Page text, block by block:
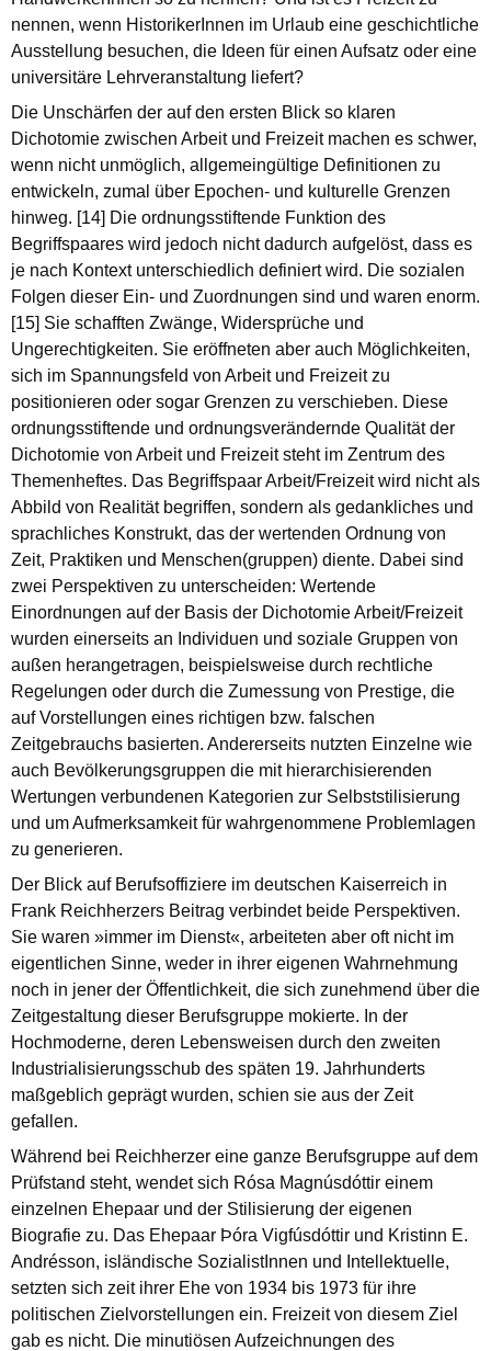
nennen, wenn HistorikerInnen im Urlaub eine geschichtliche
Ausstellung besuchen, die Ideen für einen Aufsatz oder eine
universitäre Lehrveranstaltung liefert?
Die Unschärfen der auf den ersten Blick so klaren
Dichotomie zwischen Arbeit und Freizeit machen es schwer,
wenn nicht unmöglich, allgemeingültige Definitionen zu
entwickeln, zumal über Epochen- und kulturelle Grenzen
hinweg. [14] Die ordnungsstiftende Funktion des
Begriffspaares wird jedoch nicht dadurch aufgelöst, dass es
je nach Kontext unterschiedlich definiert wird. Die sozialen
Folgen dieser Ein- und Zuordnungen sind und waren enorm.
[15] Sie schafften Zwänge, Widersprüche und
Ungerechtigkeiten. Sie eröffneten aber auch Möglichkeiten,
sich im Spannungsfeld von Arbeit und Freizeit zu
positionieren oder sogar Grenzen zu verschieben. Diese
ordnungsstiftende und ordnungsverändernde Qualität der
Dichotomie von Arbeit und Freizeit steht im Zentrum des
Themenheftes. Das Begriffspaar Arbeit/Freizeit wird nicht als
Abbild von Realität begriffen, sondern als gedankliches und
sprachliches Konstrukt, das der wertenden Ordnung von
Zeit, Praktiken und Menschen(gruppen) diente. Dabei sind
zwei Perspektiven zu unterscheiden: Wertende
Einordnungen auf der Basis der Dichotomie Arbeit/Freizeit
wurden einerseits an Individuen und soziale Gruppen von
außen herangetragen, beispielsweise durch rechtliche
Regelungen oder durch die Zumessung von Prestige, die
auf Vorstellungen eines richtigen bzw. falschen
Zeitgebrauchs basierten. Andererseits nutzten Einzelne wie
auch Bevölkerungsgruppen die mit hierarchisierenden
Wertungen verbundenen Kategorien zur Selbststilisierung
und um Aufmerksamkeit für wahrgenommene Problemlagen
zu generieren.
Der Blick auf Berufsoffiziere im deutschen Kaiserreich in
Frank Reichherzers Beitrag verbindet beide Perspektiven.
Sie waren »immer im Dienst«, arbeiteten aber oft nicht im
eigentlichen Sinne, weder in ihrer eigenen Wahrnehmung
noch in jener der Öffentlichkeit, die sich zunehmend über die
Zeitgestaltung dieser Berufsgruppe mokierte. In der
Hochmoderne, deren Lebensweisen durch den zweiten
Industrialisierungsschub des späten 19. Jahrhunderts
maßgeblich geprägt wurden, schien sie aus der Zeit
gefallen.
Während bei Reichherzer eine ganze Berufsgruppe auf dem
Prüfstand steht, wendet sich Rósa Magnúsdóttir einem
einzelnen Ehepaar und der Stilisierung der eigenen
Biografie zu. Das Ehepaar Þóra Vigfúsdóttir und Kristinn E.
Andrésson, isländische SozialistInnen und Intellektuelle,
setzten sich zeit ihrer Ehe von 1934 bis 1973 für ihre
politischen Zielvorstellungen ein. Freizeit von diesem Ziel
gab es nicht. Die minutiösen Aufzeichnungen des